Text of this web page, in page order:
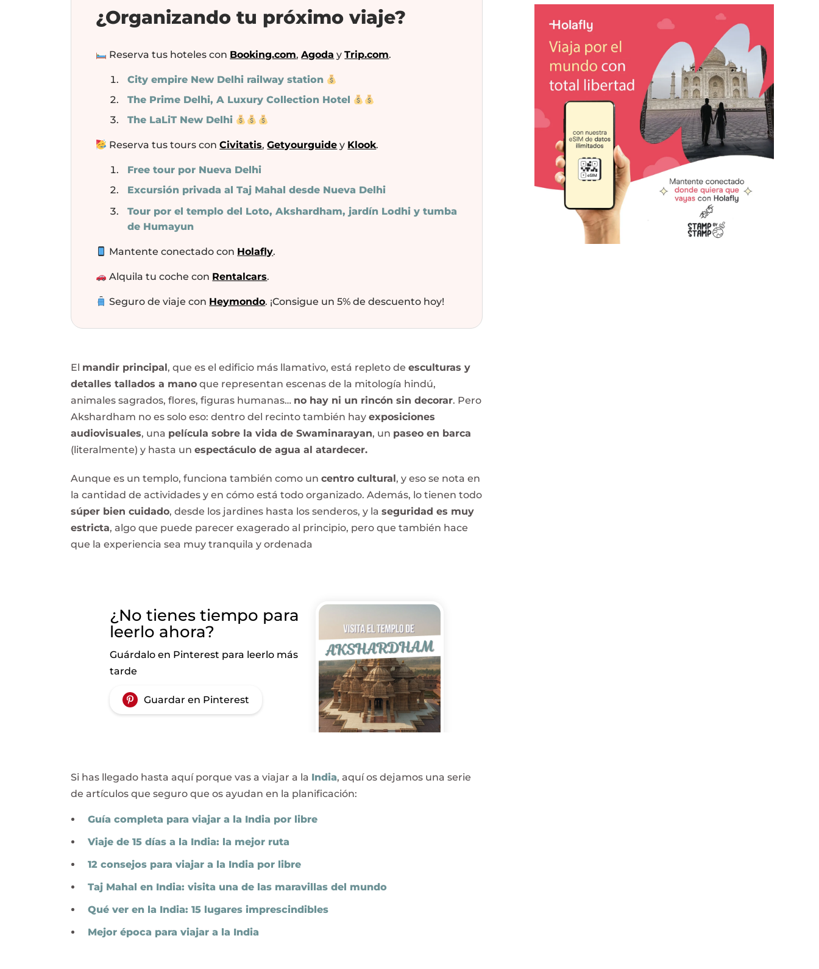
¿Organizando tu próximo viaje?
Reserva tus hoteles con Booking.com,Agoda yTrip.com.
City empire New Delhi railway station
The Prime Delhi, A Luxury Collection Hotel
The LaLiT New Delhi
Reserva tus tours conCivitatis,Getyourguide y Klook.
Free tour por Nueva Delhi
Excursión privada al Taj Mahal desde Nueva Delhi
Tour por el templo del Loto, Akshardham, jardín Lodhi y tumba
de Humayun
Mantente conectado con Holafly.
Alquila tu coche con Rentalcars.
Seguro de viaje con Heymondo. ¡Consigue un 5% de descuento hoy!
El mandir principal, que es el edificio más llamativo, está repleto deesculturas y
detalles tallados a mano que representan escenas de la mitología hindú,
animales sagrados, flores, figuras humanas… no hay ni un rincón sin decorar. Pero
Akshardham no es solo eso: dentro del recinto también hayexposiciones
audiovisuales, una película sobre la vida de Swaminarayan, un paseo en barca
(literalmente) y hasta unespectáculo de agua al atardecer.
Aunque es un templo, funciona también como uncentro cultural, y eso se nota en
la cantidad de actividades y en cómo está todo organizado. Además, lo tienen todo
súper bien cuidado, desde los jardines hasta los senderos, y laseguridad es muy
estricta, algo que puede parecer exagerado al principio, pero que también hace
que la experiencia sea muy tranquila y ordenada
¿No tienes tiempo para
leerlo ahora?
Guárdalo en Pinterest para leerlo más
tarde
Guardar en Pinterest
Si has llegado hasta aquí porque vas a viajar a la India, aquí os dejamos una serie
de artículos que seguro que os ayudan en la planificación:
Guía completa para viajar a la India por libre
Viaje de 15 días a la India: la mejor ruta
12 consejos para viajar a la India por libre
Taj Mahal en India: visita una de las maravillas del mundo
Qué ver en la India: 15 lugares imprescindibles
Mejor época para viajar a la India